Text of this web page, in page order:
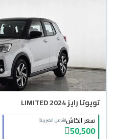
تويوتا رايز LIMITED 2024
سعر الكاش(شامل الضريبة)
50,500